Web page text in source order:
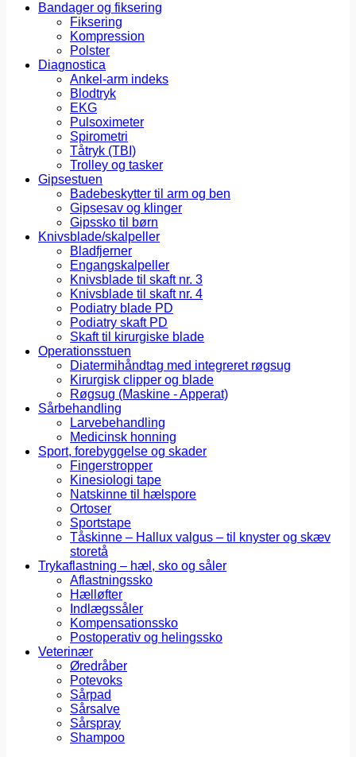
Bandager og fiksering
Fiksering
Kompression
Polster
Diagnostica
Ankel-arm indeks
Blodtryk
EKG
Pulsoximeter
Spirometri
Tåtryk (TBI)
Trolley og tasker
Gipsestuen
Badebeskytter til arm og ben
Gipsesav og klinger
Gipssko til børn
Knivsblade/skalpeller
Bladfjerner
Engangskalpeller
Knivsblade til skaft nr. 3
Knivsblade til skaft nr. 4
Podiatry blade PD
Podiatry skaft PD
Skaft til kirurgiske blade
Operationsstuen
Diatermihåndtag med integreret røgsug
Kirurgisk clipper og blade
Røgsug (Maskine - Apperat)
Sårbehandling
Larvebehandling
Medicinsk honning
Sport, forebyggelse og skader
Fingerstropper
Kinesiologi tape
Natskinne til hælspore
Ortoser
Sportstape
Tåskinne – Hallux valgus – til knyster og skæv
storetå
Trykaflastning – hæl, sko og såler
Aflastningssko
Hælløfter
Indlægssåler
Kompensationssko
Postoperativ og helingssko
Veterinær
Øredråber
Potevoks
Sårpad
Sårsalve
Sårspray
Shampoo